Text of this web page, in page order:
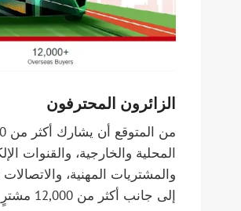
الزائرون المحترفون
المحلية والخارجية، والقنوات
إلى جانب أكثر من 12,000 مشترٍ محترف من الخارج.